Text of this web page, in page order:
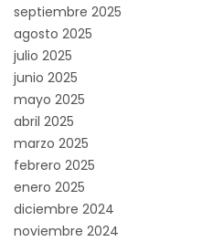
septiembre 2025
agosto 2025
julio 2025
junio 2025
mayo 2025
abril 2025
marzo 2025
febrero 2025
enero 2025
diciembre 2024
noviembre 2024